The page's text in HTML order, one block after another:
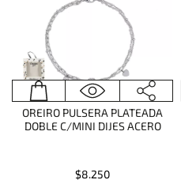
OREIRO PULSERA PLATEADA
DOBLE C/MINI DIJES ACERO
$8.250